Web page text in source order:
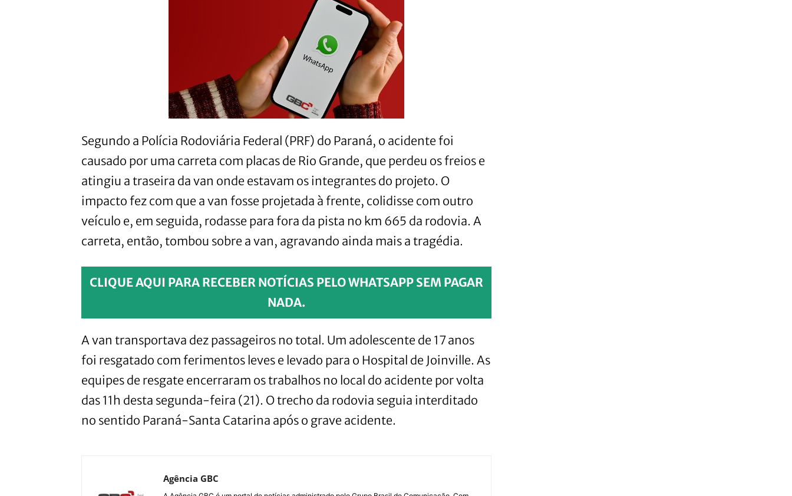
Segundo a Polícia Rodoviária Federal (PRF) do Paraná, o acidente foi
causado por uma carreta com placas de Rio Grande, que perdeu os freios e
atingiu a traseira da van onde estavam os integrantes do projeto. O
impacto fez com que a van fosse projetada à frente, colidisse com outro
veículo e, em seguida, rodasse para fora da pista no km 665 da rodovia. A
carreta, então, tombou sobre a van, agravando ainda mais a tragédia.
CLIQUE AQUI PARA RECEBER NOTÍCIAS PELO WHATSAPP SEM PAGAR
NADA.
A van transportava dez passageiros no total. Um adolescente de 17 anos
foi resgatado com ferimentos leves e levado para o Hospital de Joinville. As
equipes de resgate encerraram os trabalhos no local do acidente por volta
das 11h desta segunda-feira (21). O trecho da rodovia seguia interditado
no sentido Paraná-Santa Catarina após o grave acidente.
Agência GBC